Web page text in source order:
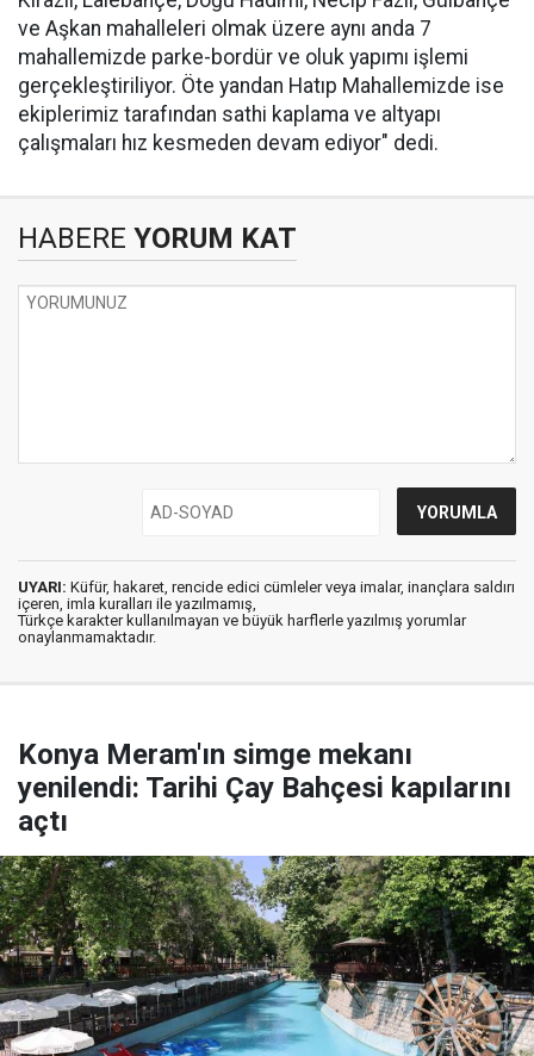
ve Aşkan mahalleleri olmak üzere aynı anda 7
mahallemizde parke-bordür ve oluk yapımı işlemi
gerçekleştiriliyor. Öte yandan Hatıp Mahallemizde ise
ekiplerimiz tarafından sathi kaplama ve altyapı
çalışmaları hız kesmeden devam ediyor" dedi.
HABERE YORUM KAT
UYARI: Küfür, hakaret, rencide edici cümleler veya imalar, inançlara saldırı
içeren, imla kuralları ile yazılmamış,
Türkçe karakter kullanılmayan ve büyük harflerle yazılmış yorumlar
onaylanmamaktadır.
Konya Meram'ın simge mekanı
yenilendi: Tarihi Çay Bahçesi kapılarını
açtı